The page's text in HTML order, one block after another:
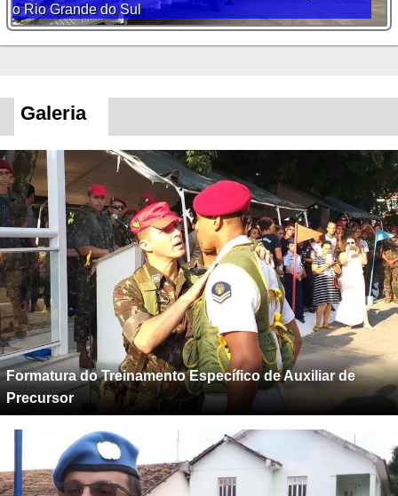
o Rio Grande do Sul
Galeria
Formatura do Treinamento Específico de Auxiliar de
Precursor